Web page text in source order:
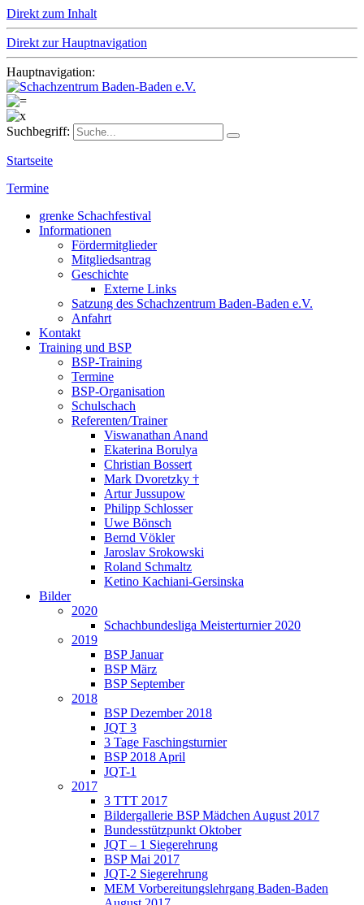
Direkt zum Inhalt
Direkt zur Hauptnavigation
Hauptnavigation:
Suchbegriff:
Startseite
Termine
grenke Schachfestival
Informationen
Fördermitglieder
Mitgliedsantrag
Geschichte
Externe Links
Satzung des Schachzentrum Baden-Baden e.V.
Anfahrt
Kontakt
Training und BSP
BSP-Training
Termine
BSP-Organisation
Schulschach
Referenten/Trainer
Viswanathan Anand
Ekaterina Borulya
Christian Bossert
Mark Dvoretzky †
Artur Jussupow
Philipp Schlosser
Uwe Bönsch
Bernd Vökler
Jaroslav Srokowski
Roland Schmaltz
Ketino Kachiani-Gersinska
Bilder
2020
Schachbundesliga Meisterturnier 2020
2019
BSP Januar
BSP März
BSP September
2018
BSP Dezember 2018
JQT 3
3 Tage Faschingsturnier
BSP 2018 April
JQT-1
2017
3 TTT 2017
Bildergallerie BSP Mädchen August 2017
Bundesstützpunkt Oktober
JQT – 1 Siegerehrung
BSP Mai 2017
JQT-2 Siegerehrung
MEM Vorbereitungslehrgang Baden-Baden